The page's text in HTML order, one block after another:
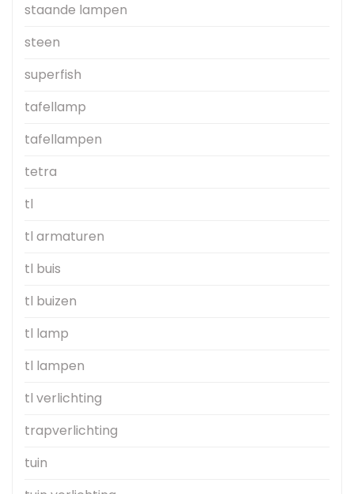
staande lampen
steen
superfish
tafellamp
tafellampen
tetra
tl
tl armaturen
tl buis
tl buizen
tl lamp
tl lampen
tl verlichting
trapverlichting
tuin